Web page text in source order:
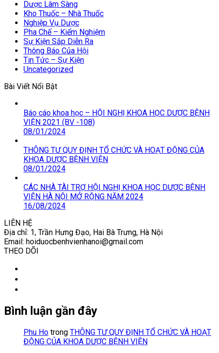
Dược Lâm Sàng
Kho Thuốc – Nhà Thuốc
Nghiệp Vụ Dược
Pha Chế – Kiểm Nghiệm
Sự Kiện Sắp Diễn Ra
Thông Báo Của Hội
Tin Tức – Sự Kiện
Uncategorized
Bài Viết Nổi Bật
Báo cáo khoa học – HỘI NGHỊ KHOA HỌC DƯỢC BỆNH
VIỆN 2021 (BV -108)
08/01/2024
THÔNG TƯ QUY ĐỊNH TỔ CHỨC VÀ HOẠT ĐỘNG CỦA
KHOA DƯỢC BỆNH VIỆN
08/01/2024
CÁC NHÀ TÀI TRỢ HỘI NGHỊ KHOA HỌC DƯỢC BỆNH
VIỆN HÀ NỘI MỞ RỘNG NĂM 2024
16/08/2024
LIÊN HỆ
Địa chỉ: 1, Trần Hưng Đạo, Hai Bà Trưng, Hà Nội
Email: hoiduocbenhvienhanoi@gmail.com
THEO DÕI
Bình luận gần đây
Phu Ho trong THÔNG TƯ QUY ĐỊNH TỔ CHỨC VÀ HOẠT
ĐỘNG CỦA KHOA DƯỢC BỆNH VIỆN